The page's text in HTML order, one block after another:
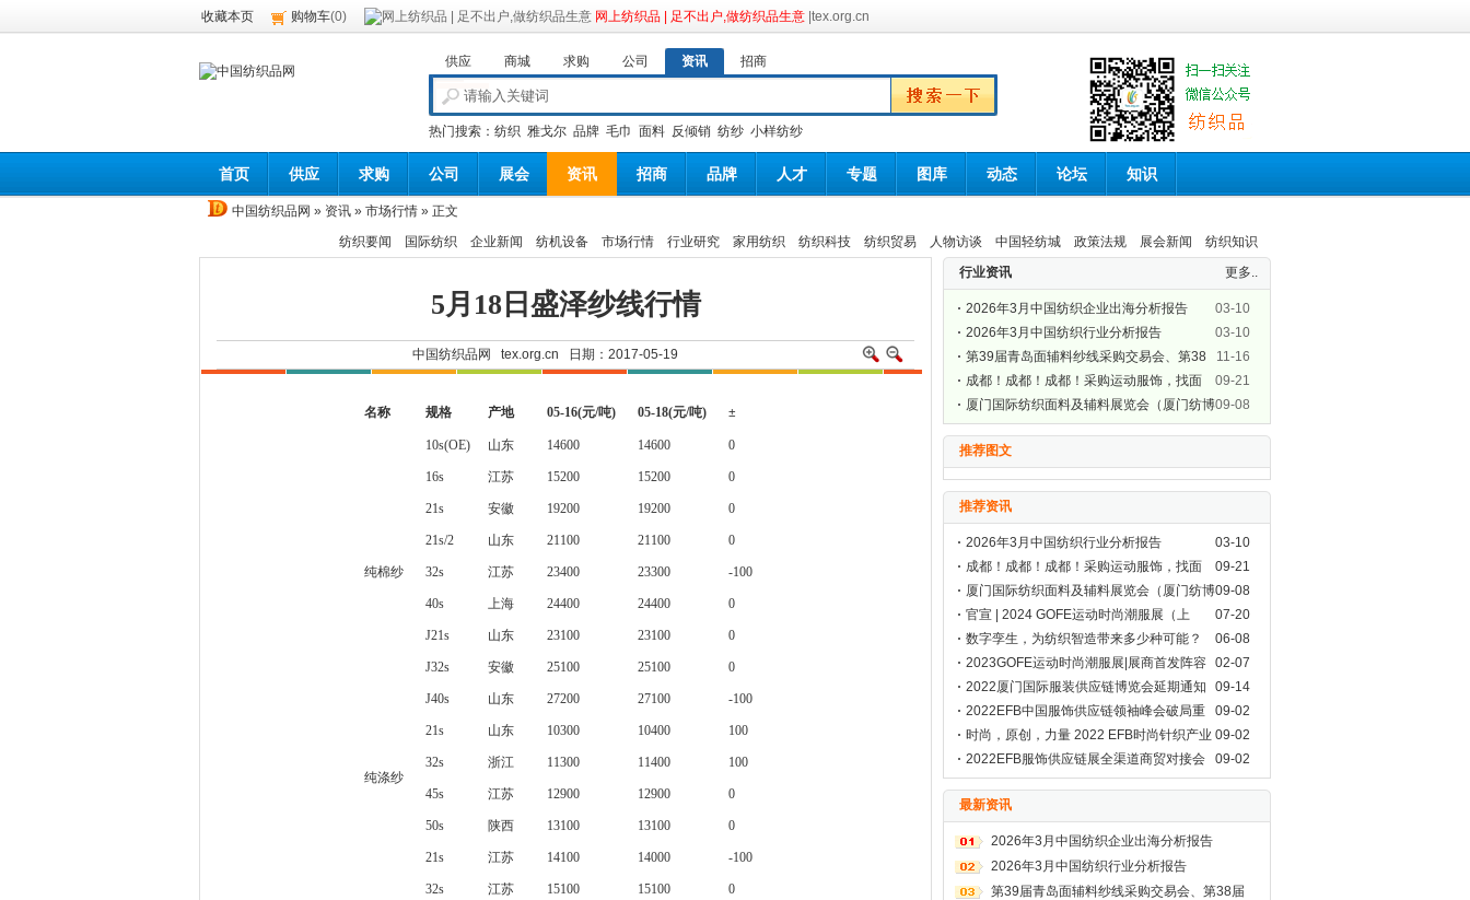
网上纺织品 | 足不出户,做纺织品生意
收藏本页 购物车(0) |tex.org.cn
供应 商城 求购 公司 资讯 招商
热门搜索： 纺织 雅戈尔 品牌 毛巾 面料 反倾销 纺纱 小样纺纱
首页 供应 求购 公司 展会 资讯 招商 品牌 人才 专题 图库 动态 论坛 知识
中国纺织品网 » 资讯 » 市场行情 » 正文
纺织要闻
国际纺织 企业新闻 纺机设备 市场行情 行业研究 家用纺织 纺织科技 纺织贸易 人物访谈 中国轻纺城 政策法规 展会新闻 纺织知识
5月18日盛泽纱线行情
中国纺织品网 tex.org.cn 日期：2017-05-19
名称 规格 产地 05-16(元/吨) 05-18(元/吨) ±
纯棉纱
10s(OE) 山东 14600 14600 0
16s 江苏 15200 15200 0
21s 安徽 19200 19200 0
21s/2 山东 21100 21100 0
32s 江苏 23400 23300 -100
40s 上海 24400 24400 0
J21s 山东 23100 23100 0
J32s 安徽 25100 25100 0
J40s 山东 27200 27100 -100
纯涤纱
21s 山东 10300 10400 100
32s 浙江 11300 11400 100
45s 江苏 12900 12900 0
50s 陕西 13100 13100 0
21s 江苏 14100 14000 -100
32s 江苏 15100 15100 0
更多..
行业资讯
03-10
2026年3月中国纺织企业出海分析报告
03-10
2026年3月中国纺织行业分析报告
11-16
第39届青岛面辅料纱线采购交易会、第38
届青岛纺织服装采购交易会盛大开幕
09-21
成都！成都！成都！采购运动服饰，找面
料，GOFE来了！
09-08
厦门国际纺织面料及辅料展览会（厦门纺博
会）即将开展啦！
推荐图文
推荐资讯
03-10
2026年3月中国纺织行业分析报告
09-21
成都！成都！成都！采购运动服饰，找面
料，GOFE来了！
09-08
厦门国际纺织面料及辅料展览会（厦门纺博
会）即将开展啦！
07-20
官宣 | 2024 GOFE运动时尚潮服展（上
海）
06-08
数字孪生，为纺织智造带来多少种可能？
02-07
2023GOFE运动时尚潮服展|展商首发阵容
已就位,你Pick谁？
09-14
2022厦门国际服装供应链博览会延期通知
09-02
2022EFB中国服饰供应链领袖峰会破局重
构，蝶变来袭！
09-02
时尚，原创，力量 2022 EFB时尚针织产业
发展论坛正式启动！
09-02
2022EFB服饰供应链展全渠道商贸对接会
来了！
最新资讯
2026年3月中国纺织企业出海分析报告
2026年3月中国纺织行业分析报告
第39届青岛面辅料纱线采购交易会、第38届